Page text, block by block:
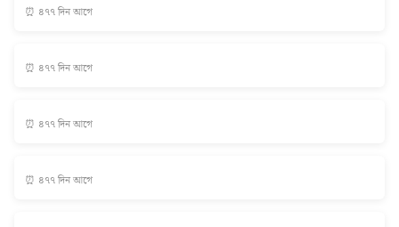
⏰ ৪৭৭ দিন আগে
⏰ ৪৭৭ দিন আগে
⏰ ৪৭৭ দিন আগে
⏰ ৪৭৭ দিন আগে